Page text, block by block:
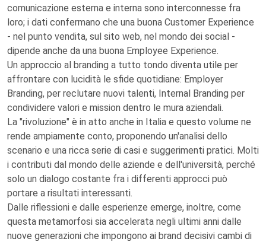
comunicazione esterna e interna sono interconnesse fra
loro; i dati confermano che una buona Customer Experience
- nel punto vendita, sul sito web, nel mondo dei social -
dipende anche da una buona Employee Experience.
Un approccio al branding a tutto tondo diventa utile per
affrontare con lucidità le sfide quotidiane: Employer
Branding, per reclutare nuovi talenti, Internal Branding per
condividere valori e mission dentro le mura aziendali.
La "rivoluzione" è in atto anche in Italia e questo volume ne
rende ampiamente conto, proponendo un'analisi dello
scenario e una ricca serie di casi e suggerimenti pratici. Molti
i contributi dal mondo delle aziende e dell'università, perché
solo un dialogo costante fra i differenti approcci può
portare a risultati interessanti.
Dalle riflessioni e dalle esperienze emerge, inoltre, come
questa metamorfosi sia accelerata negli ultimi anni dalle
nuove generazioni che impongono ai brand decisivi cambi di